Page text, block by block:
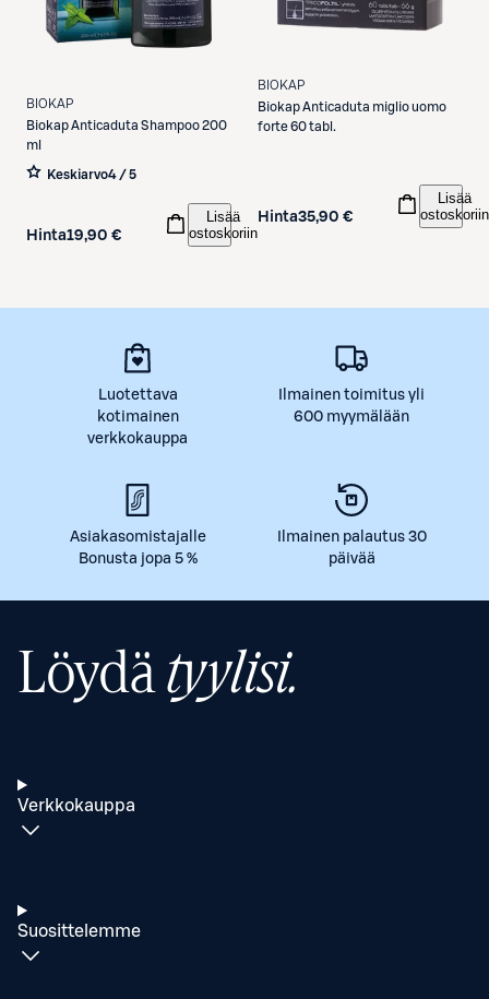
BIOKAP
BiokapAnticaduta Shampoo 200
ml
Keskiarvo4 / 5
Hinta19,90 €
Lisää
ostoskoriin
BIOKAP
BiokapAnticaduta miglio uomo
forte 60 tabl.
Hinta35,90 €
Lisää
ostoskoriin
Luotettava
kotimainen
verkkokauppa
Ilmainen toimitus yli
600 myymälään
Asiakasomistajalle
Bonusta jopa 5 %
Ilmainen palautus 30
päivää
Löydätyylisi.
Verkkokauppa
Suosittelemme